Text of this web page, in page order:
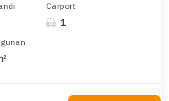
Carport
1